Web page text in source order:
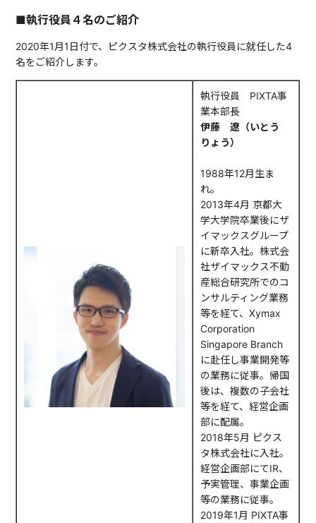
■執行役員４名のご紹介
2020年1月1日付で、ピクスタ株式会社の執行役員に就任した4
名をご紹介します。
執行役員 PIXTA事
業本部長
伊藤 遼（いとう
りょう）
1988年12月生ま
れ。
2013年4月 京都大
学大学院卒業後にザ
イマックスグループ
に新卒入社。株式会
社ザイマックス不動
産総合研究所でのコ
ンサルティング業務
等を経て、Xymax
Corporation
Singapore Branch
に赴任し事業開発等
の業務に従事。帰国
後は、複数の子会社
等を経て、経営企画
部に配属。
2018年5月 ピクス
タ株式会社に入社。
経営企画部にてIR、
予実管理、事業企画
等の業務に従事。
2019年1月 PIXTA事